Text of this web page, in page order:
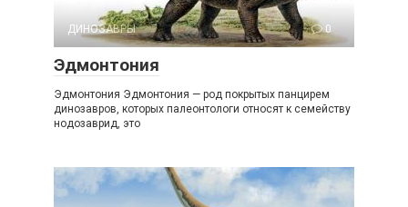
ДИНОЗАВРЫ 0
Эдмонтония
Эдмонтония Эдмонтония — род покрытых панцирем
динозавров, которых палеонтологи относят к семейству
нодозаврид, это